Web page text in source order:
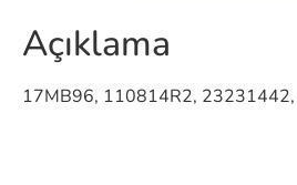
Açıklama
17MB96, 110814R2,